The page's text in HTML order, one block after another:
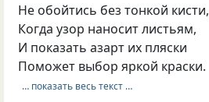
Не обойтись без тонкой кисти,
Когда узор наносит листьям,
И показать азарт их пляски
Поможет выбор яркой краски.
… показать весь текст …